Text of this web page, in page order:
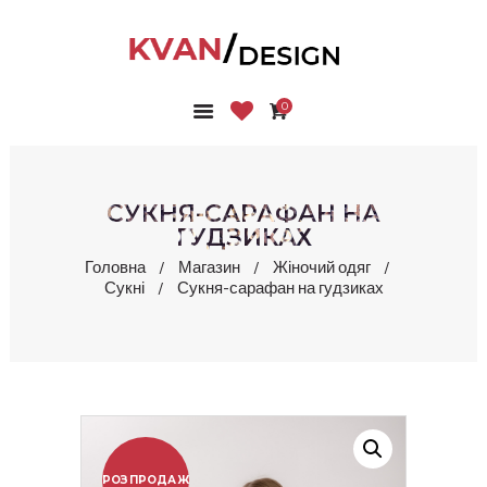
0
СУКНЯ-САРАФАН НА
ГУДЗИКАХ
Головна Магазин
Жіночий одяг
Сукні
Сукня-сарафан на гудзиках
ГОЛОВНА
ПРО НАС
КОНТАКТИ
РОЗПРОДАЖ